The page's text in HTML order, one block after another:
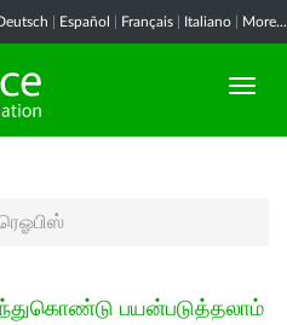
Español Français Italiano More...
பயன்படுத்தலாம்